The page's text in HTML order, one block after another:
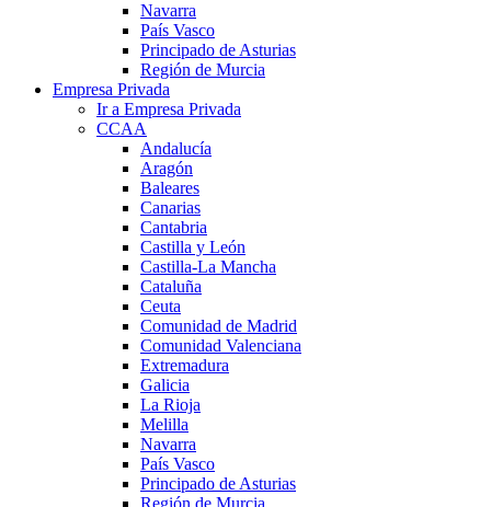
Navarra
País Vasco
Principado de Asturias
Región de Murcia
Empresa Privada
Ir a Empresa Privada
CCAA
Andalucía
Aragón
Baleares
Canarias
Cantabria
Castilla y León
Castilla-La Mancha
Cataluña
Ceuta
Comunidad de Madrid
Comunidad Valenciana
Extremadura
Galicia
La Rioja
Melilla
Navarra
País Vasco
Principado de Asturias
Región de Murcia